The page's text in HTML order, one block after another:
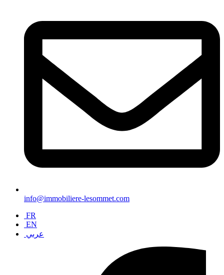
info@immobiliere-lesommet.com
FR
EN
عربي